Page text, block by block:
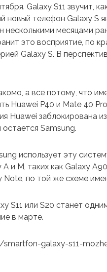
Galaxy S11 звучит,
новый телефон Galaxy S
месяцами
это восприятие, по
Galaxy S. В
а все потому, что
Huawei P40 и Mate 40
Huawei заблокирована
Samsung.
использует эту
и M, таких как Galaxy
Note, по той же схеме
S11 или S20 станет
в марте.
smartfon-galaxy-s11-